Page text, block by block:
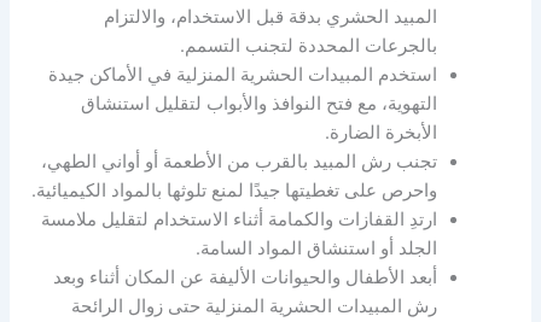
المبيد الحشري بدقة قبل الاستخدام، والالتزام
بالجرعات المحددة لتجنب التسمم.
استخدم المبيدات الحشرية المنزلية في الأماكن جيدة
التهوية، مع فتح النوافذ والأبواب لتقليل استنشاق
الأبخرة الضارة.
تجنب رش المبيد بالقرب من الأطعمة أو أواني الطهي،
واحرص على تغطيتها جيدًا لمنع تلوثها بالمواد الكيميائية.
ارتدِ القفازات والكمامة أثناء الاستخدام لتقليل ملامسة
الجلد أو استنشاق المواد السامة.
أبعد الأطفال والحيوانات الأليفة عن المكان أثناء وبعد
رش المبيدات الحشرية المنزلية حتى زوال الرائحة